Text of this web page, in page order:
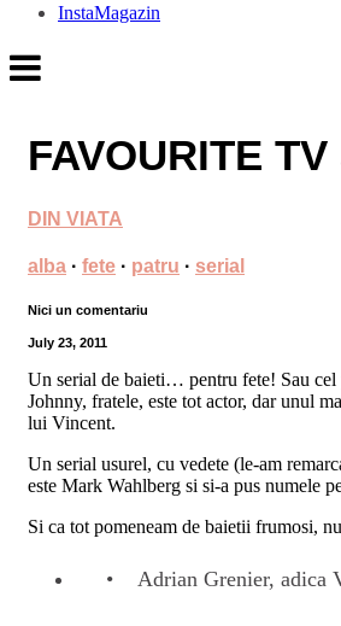
InstaMagazin
FAVOURITE
DIN VIATA
alba · fete · patru · serial
Nici un comentariu
July 23, 2011
Un serial de baieti… pentru fete! Sau cel
Johnny, fratele, este tot actor, dar unul
lui Vincent.
Un serial usurel, cu vedete (le-am
este Mark Wahlberg si si-a pus numele
Si ca tot pomeneam de baietii frumosi,
Adrian Grenier, adica